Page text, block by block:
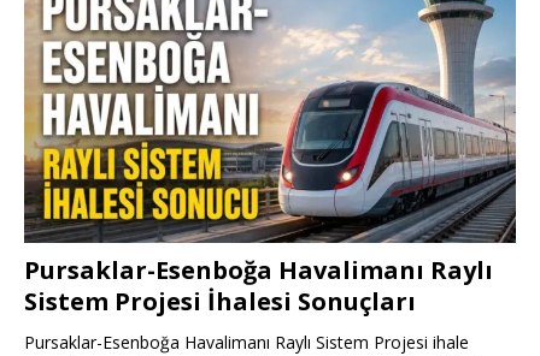
Pursaklar-Esenboğa Havalimanı Raylı
Sistem Projesi İhalesi Sonuçları
Pursaklar-Esenboğa Havalimanı Raylı Sistem Projesi ihale